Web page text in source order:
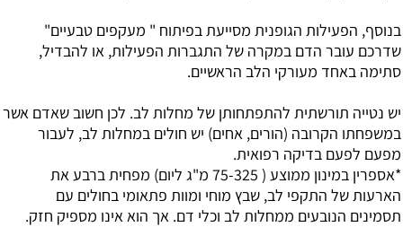
בנוסף, הפעילות הגופנית מסייעת בפיתוח " מעקפים טבעיים"
שדרכם עובר הדם במקרה של התגברות הפעילות, או להבדיל,
סתימה באחד מעורקי הלב הראשיים.
יש נטייה תורשתית להתפתחותן של מחלות לב. לכן חשוב שאדם אשר
במשפחתו הקרובה (הורים, אחים) יש חולים במחלות לב, לעבור
מפעם לפעם בדיקה רפואית.
*אספרין במינון ממוצע ( 75-325 מ"ג ליום) מפחית ברבע את
הארעות של התקפי לב, שבץ מוחי ומוות פתאומי בחולים עם
תסמינים הנובעים ממחלות לב וכלי דם. אך הוא אינו מספיק חזק.